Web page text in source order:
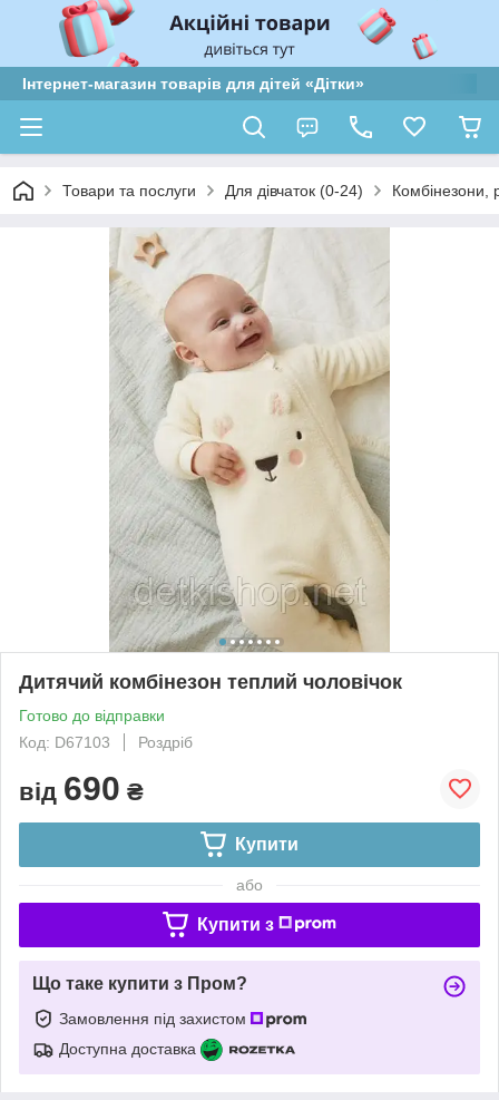
Інтернет-магазин товарів для дітей «Дітки»
Товари та послуги Для дівчаток (0-24) Комбінезони,
Дитячий комбінезон теплий чоловічок
Готово до відправки
Код: D67103
Роздріб
від 690 ₴
Купити
або
Купити з
Що таке купити з Пром?
Замовлення під захистом
Доступна доставка